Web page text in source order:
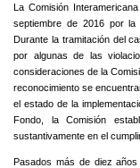
La Comisión
septiembre de 2016 por la
Durante la tramitación del
por algunas de las
consideraciones de la
reconocimiento se
el estado de la
Fondo, la Comisión
sustantivamente en el
Pasados más de diez